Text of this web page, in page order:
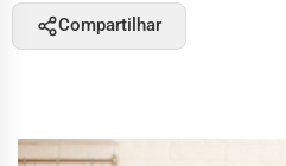
Compartilhar